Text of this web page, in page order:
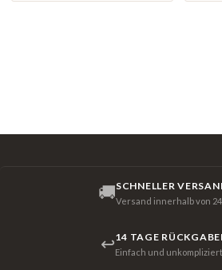
🚚SCHNELLER
Versand innerhalb von
↩14 TAGE
Einfach und unkompliziert